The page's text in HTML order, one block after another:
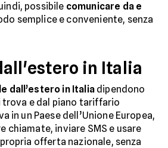
possibile comunicare da e
semplice e conveniente, senza
in Italia
dall’estero in Italiadipendono
trova e dal piano tariffario
in un Paese dell’Unione Europea,
chiamate, inviare SMS e usare
offerta nazionale, senza